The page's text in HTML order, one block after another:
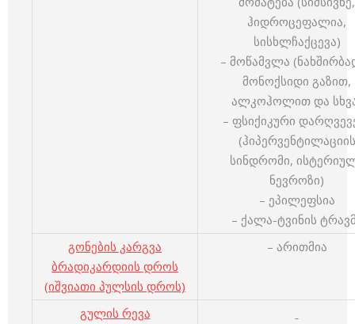
ჰიდროცეფალია,
სისხლჩაქცევა)
– მოწამვლა
მონოქსიდი გაზით,
ალკოჰოლით და
– ფსიქიკური
(ჰიპერვენტილაციის
სინდრომი,
ნევროზი)
– ეპილეფსია
– ქალა-ტვინის
გონების კარგვა
ბრადიკარდიის დროს
(იშვიათი პულსის დროს)
– არითმია
გულის რევა